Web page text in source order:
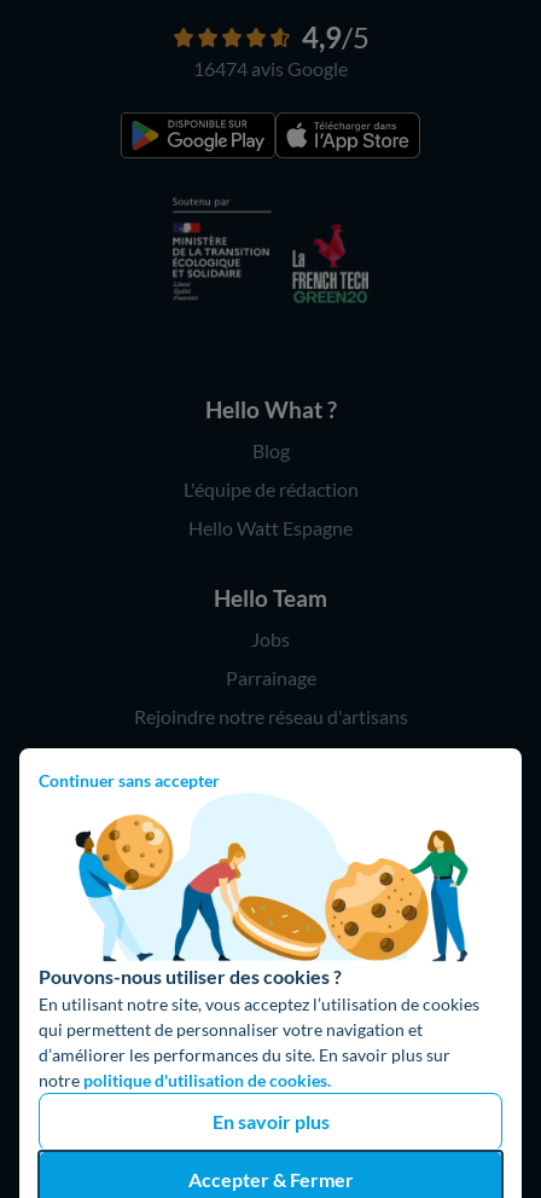
Continuer sans accepter
Pouvons-nous utiliser des cookies ?
En utilisant notre site, vous acceptez l’utilisation de cookies
qui permettent de personnaliser votre navigation et
d’améliorer les performances du site. En savoir plus sur
notre politique d'utilisation de cookies.
En savoir plus
Accepter & Fermer
4,9/5
16474 avis Google
Hello What ?
Blog
L'équipe de rédaction
Hello Watt Espagne
Hello Team
Jobs
Parrainage
Rejoindre notre réseau d'artisans
Hello !
09 75 18 60 60
(8h-21h)
75018 Paris
Fait avec ⚡ par Hello Watt
© 2026 Hello Watt |CGU|Mentions légales